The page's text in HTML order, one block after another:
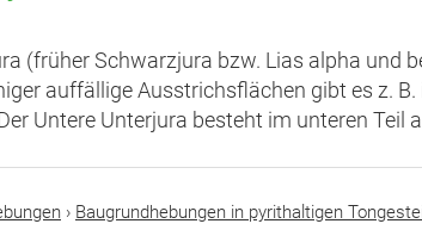
(früher Schwarzjura bzw. Lias alpha und
auffällige Ausstrichsflächen gibt es z.
Untere Unterjura besteht im unteren Teil
› Baugrundhebungen in pyrithaltigen